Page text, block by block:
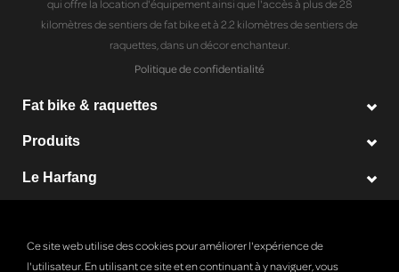
qui offre la location d'équipement ainsi que l'accès à plus de 28
kilomètres de sentiers de fat bike et à 2.2 kilomètres de sentiers de
raquettes, dans un décor enchanteur.
Politique de confidentialité
Fat bike & raquettes
Produits
Le Harfang
© Copyright 2026 Le Harfang - Powered by Lightspeed
Ce site web utilise des cookies pour améliorer l'expérience de
l'utilisateur. En utilisant ce site et en continuant à y naviguer, vous